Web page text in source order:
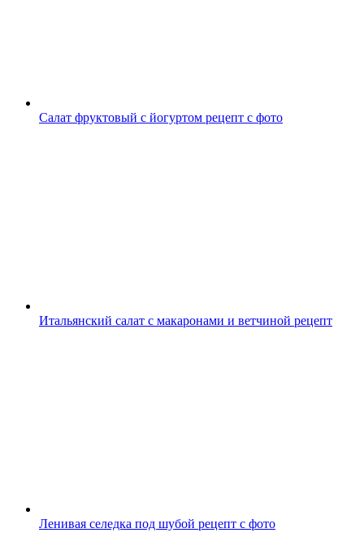
Салат фруктовый с йогуртом рецепт с фото
Итальянский салат с макаронами и ветчиной рецепт
Ленивая селедка под шубой рецепт с фото